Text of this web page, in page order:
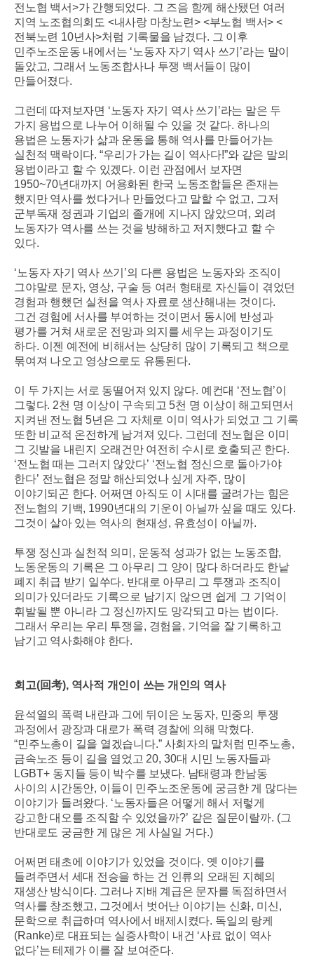
전노협 백서>가 간행되었다. 그 즈음 함께 해산됐던 여러
지역 노조협의회도 <내사랑 마창노련> <부노협 백서> <
전북노련 10년사>처럼 기록물을 남겼다. 그 이후
민주노조운동 내에서는 ‘ 노동자 자기 역사 쓰기 ’라는 말이
돌았고, 그래서 노동조합사나 투쟁 백서들이 많이
만들어졌다.
그런데 따져보자면 ‘ 노동자 자기 역사 쓰기 ’라는 말은 두
가지 용법으로 나누어 이해될 수 있을 것 같다. 하나의
용법은 노동자가 삶과 운동을 통해 역사를 만들어가는
실천적 맥락이다. “우리가 가는 길이 역사다!”와 같은 말의
용법이라고 할 수 있겠다. 이런 관점에서 보자면
1950~70년대까지 어용화된 한국 노동조합들은 존재는
했지만 역사를 썼다거나 만들었다고 말할 수 없고, 그저
군부독재 정권과 기업의 졸개에 지나지 않았으며 , 외려
노동자가 역사를 쓰는 것을 방해하고 저지했다고 할 수
있다.
‘ 노동자 자기 역사 쓰기 ’의 다른 용법은 노동자와 조직이
그야말로 문자, 영상, 구술 등 여러 형태로 자신들이 겪었던
경험과 행했던 실천을 역사 자료로 생산해내는 것이다.
그건 경험에 서사를 부여하는 것이면서 동시에 반성과
평가를 거쳐 새로운 전망과 의지를 세우는 과정이기도
하다. 이젠 예전에 비해서는 상당히 많이 기록되고 책으로
묶여져 나오고 영상으로도 유통된다.
이 두 가지는 서로 동떨어져 있지 않다. 예컨대 ‘전노협’이
그렇다. 2천 명 이상이 구속되고 5천 명 이상이 해고되면서
지켜낸 전노협 5년은 그 자체로 이미 역사가 되었고 그 기록
또한 비교적 온전하게 남겨져 있다. 그런데 전노협은 이미
그 깃발을 내린지 오래건만 여전히 수시로 호출되곤 한다.
‘전노협 때는 그러지 않았다’ ‘전노협 정신으로 돌아가야
한다’ 전노협은 정말 해산되었나 싶게 자주, 많이
이야기되곤 한다. 어쩌면 아직도 이 시대를 굴려가는 힘은
전노협의 기백, 1990년대의 기운이 아닐까 싶을 때도 있다.
그것이 살아 있는 역사의 현재성, 유효성이 아닐까.
투쟁 정신과 실천적 의미 , 운동적 성과가 없는 노동조합,
노동운동의 기록은 그 아무리 그 양이 많다 하더라도 한낱
폐지 취급 받기 일쑤다. 반대로 아무리 그 투쟁과 조직이
의미가 있더라도 기록으로 남기지 않으면 쉽게 그 기억이
휘발될 뿐 아니라 그 정신까지도 망각되고 마는 법이다.
그래서 우리는 우리 투쟁을, 경험을, 기억을 잘 기록하고
남기고 역사화해야 한다.
회고(回考), 역사적 개인이 쓰는 개인의 역사
윤석열의 폭력 내란과 그에 뒤이은 노동자, 민중의 투쟁
과정에서 광장과 대로가 폭력 경찰에 의해 막혔다.
“민주노총이 길을 열겠습니다.” 사회자의 말처럼 민주노총,
금속노조 등이 길을 열었고 20, 30대 시민 노동자들과
LGBT+ 동지들 등이 박수를 보냈다. 남태령과 한남동
사이의 시간동안, 이들이 민주노조운동에 궁금한 게 많다는
이야기가 들려왔다. ‘ 노동자들은 어떻게 해서 저렇게
강고한 대오를 조직할 수 있었을까?’ 같은 질문이랄까. (그
반대로도 궁금한 게 많은 게 사실일 거다.)
어쩌면 태초에 이야기가 있었을 것이다. 옛 이야기를
들려주면서 세대 전승을 하는 건 인류의 오래된 지혜의
재생산 방식이다. 그러나 지배 계급은 문자를 독점하면서
역사를 창조했고, 그것에서 벗어난 이야기는 신화, 미신 ,
문학으로 취급하며 역사에서 배제시켰다. 독일의 랑케
(Ranke)로 대표되는 실증사학이 내건 ‘사료 없이 역사
없다’는 테제가 이를 잘 보여준다.